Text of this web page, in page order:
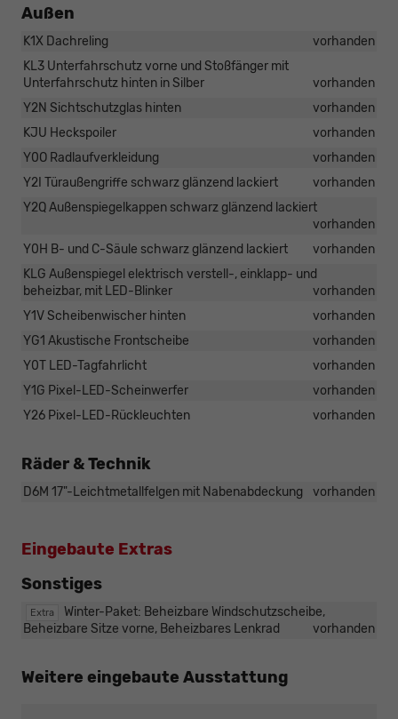
Außen
K1X Dachreling
vorhanden
KL3 Unterfahrschutz vorne und Stoßfänger mit
Unterfahrschutz hinten in Silber
vorhanden
Y2N Sichtschutzglas hinten
vorhanden
KJU Heckspoiler
vorhanden
Y0O Radlaufverkleidung
vorhanden
Y2I Türaußengriffe schwarz glänzend lackiert
vorhanden
Y2Q Außenspiegelkappen schwarz glänzend lackiert
vorhanden
Y0H B- und C-Säule schwarz glänzend lackiert
vorhanden
KLG Außenspiegel elektrisch verstell-, einklapp- und
beheizbar, mit LED-Blinker
vorhanden
Y1V Scheibenwischer hinten
vorhanden
YG1 Akustische Frontscheibe
vorhanden
Y0T LED-Tagfahrlicht
vorhanden
Y1G Pixel-LED-Scheinwerfer
vorhanden
Y26 Pixel-LED-Rückleuchten
vorhanden
Räder & Technik
D6M 17"-Leichtmetallfelgen mit Nabenabdeckung vorhanden
Eingebaute Extras
Sonstiges
Extra
Winter-Paket: Beheizbare Windschutzscheibe,
Beheizbare Sitze vorne, Beheizbares Lenkrad
vorhanden
Weitere eingebaute Ausstattung